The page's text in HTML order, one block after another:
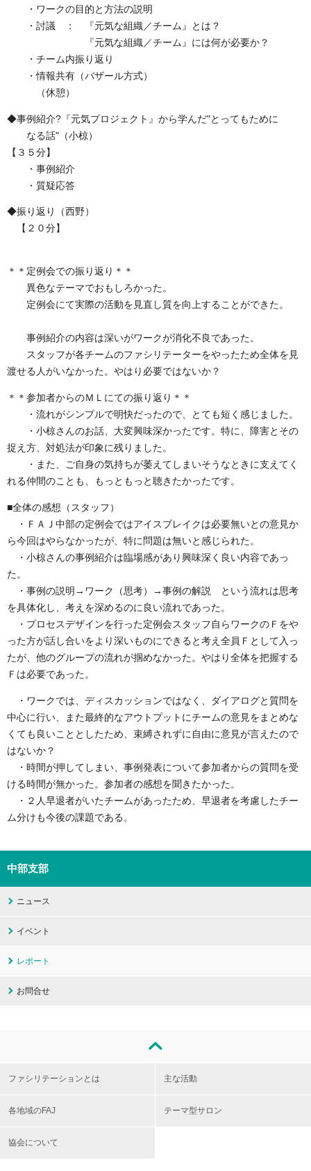
・ワークの目的と方法の説明
・討議 ： 『元気な組織／チーム』とは？
『元気な組織／チーム』には何が必要か？
・チーム内振り返り
・情報共有（バザール方式）
（休憩）
◆事例紹介?『元気プロジェクト』から学んだ"とってもために
なる話"（小椋）
【３５分】
・事例紹介
・質疑応答
◆振り返り（西野）
【２０分】
＊＊定例会での振り返り＊＊
異色なテーマでおもしろかった。
定例会にて実際の活動を見直し質を向上することができた。
事例紹介の内容は深いがワークが消化不良であった。
スタッフが各チームのファシリテーターをやったため全体を見
渡せる人がいなかった。やはり必要ではないか？
＊＊参加者からのＭＬにての振り返り＊＊
・流れがシンプルで明快だったので、とても短く感じました。
・小椋さんのお話、大変興味深かったです。特に、障害とその
捉え方、対処法が印象に残りました。
・また、ご自身の気持ちが萎えてしまいそうなときに支えてく
れる仲間のことも、もっともっと聴きたかったです。
■全体の感想（スタッフ）
・ＦＡＪ中部の定例会ではアイスブレイクは必要無いとの意見か
ら今回はやらなかったが、特に問題は無いと感じられた。
・小椋さんの事例紹介は臨場感があり興味深く良い内容であっ
た。
・事例の説明→ワーク（思考）→事例の解説 という流れは思考
を具体化し、考えを深めるのに良い流れであった。
・プロセスデザインを行った定例会スタッフ自らワークのＦをや
った方が話し合いをより深いものにできると考え全員Ｆとして入っ
たが、他のグループの流れが掴めなかった。やはり全体を把握する
Ｆは必要であった。
・ワークでは、ディスカッションではなく、ダイアログと質問を
中心に行い、また最終的なアウトプットにチームの意見をまとめな
くても良いこととしたため、束縛されずに自由に意見が言えたので
はないか？
・時間が押してしまい、事例発表について参加者からの質問を受
ける時間が無かった。参加者の感想を聞きたかった。
・２人早退者がいたチームがあったため、早退者を考慮したチー
ム分けも今後の課題である。
中部支部
ニュース
イベント
レポート
お問合せ
ファシリテーションとは 主な活動
各地域のFAJ テーマ型サロン
協会について